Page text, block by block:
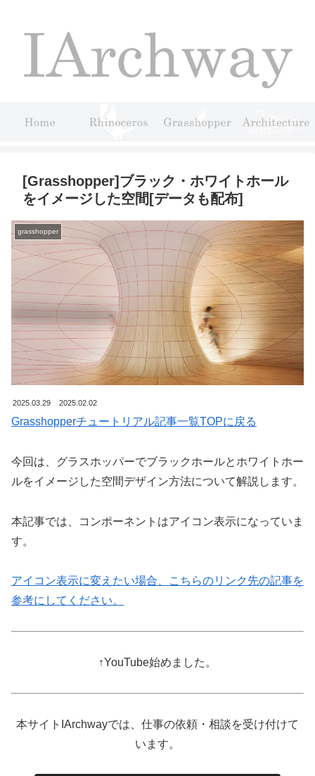
[Grasshopper]ブラック・ホワイトホール
をイメージした空間[データも配布]
grasshopper
2025.03.29 2025.02.02
Grasshopperチュートリアル記事一覧TOPに戻る
今回は、グラスホッパーでブラックホールとホワイトホー
ルをイメージした空間デザイン方法について解説します。
本記事では、コンポーネントはアイコン表示になっていま
す。
アイコン表示に変えたい場合、こちらのリンク先の記事を
参考にしてください。
↑YouTube始めました。
本サイトIArchwayでは、仕事の依頼・相談を受け付けて
います。